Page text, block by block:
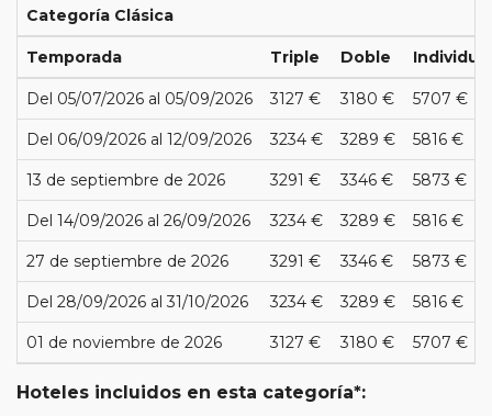
Categoría Clásica
Temporada Triple Doble Individual
Del 05/07/2026 al 05/09/2026 3127 € 3180 € 5707 €
Del 06/09/2026 al 12/09/2026 3234 € 3289 € 5816 €
13 de septiembre de 2026 3291 € 3346 € 5873 €
Del 14/09/2026 al 26/09/2026 3234 € 3289 € 5816 €
27 de septiembre de 2026 3291 € 3346 € 5873 €
Del 28/09/2026 al 31/10/2026 3234 € 3289 € 5816 €
01 de noviembre de 2026 3127 € 3180 € 5707 €
Hoteles incluidos en esta categoría*: